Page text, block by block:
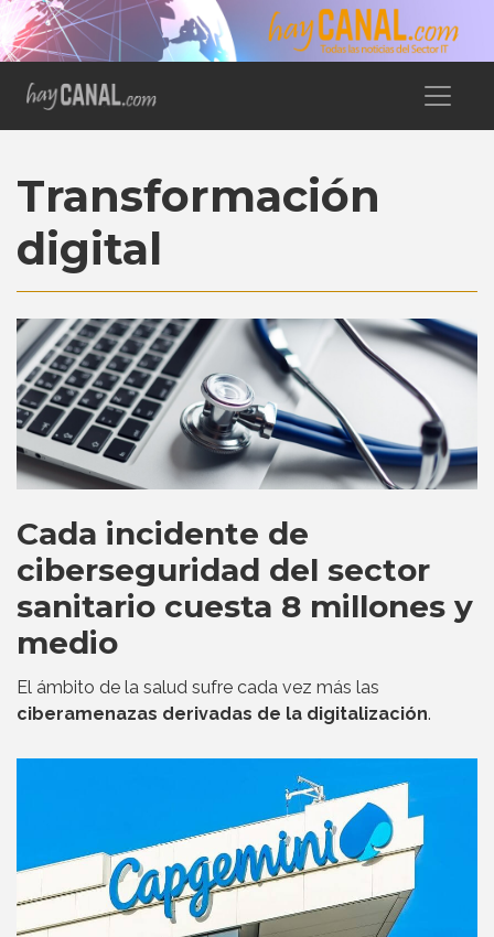
Transformación
digital
Cada incidente de
ciberseguridad del sector
sanitario cuesta 8 millones y
medio
El ámbito de la salud sufre cada vez más las
ciberamenazas derivadas de la digitalización.